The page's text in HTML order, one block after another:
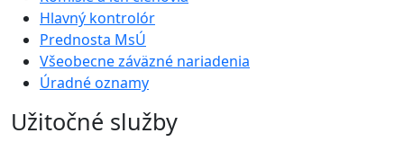
Hlavný kontrolór
Prednosta MsÚ
Všeobecne záväzné nariadenia
Úradné oznamy
Užitočné služby